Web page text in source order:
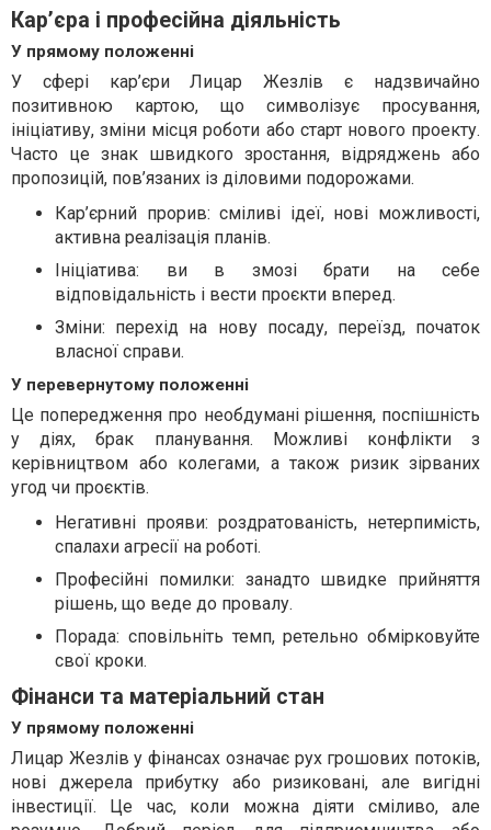
Кар’єра і професійна діяльність
У прямому положенні
У сфері кар’єри Лицар Жезлів є надзвичайно
позитивною картою, що символізує просування,
ініціативу, зміни місця роботи або старт нового проекту.
Часто це знак швидкого зростання, відряджень або
пропозицій, пов’язаних із діловими подорожами.
Кар’єрний прорив: сміливі ідеї, нові можливості,
активна реалізація планів.
Ініціатива: ви в змозі брати на себе
відповідальність і вести проєкти вперед.
Зміни: перехід на нову посаду, переїзд, початок
власної справи.
У перевернутому положенні
Це попередження про необдумані рішення, поспішність
у діях, брак планування. Можливі конфлікти з
керівництвом або колегами, а також ризик зірваних
угод чи проєктів.
Негативні прояви: роздратованість, нетерпимість,
спалахи агресії на роботі.
Професійні помилки: занадто швидке прийняття
рішень, що веде до провалу.
Порада: сповільніть темп, ретельно обмірковуйте
свої кроки.
Фінанси та матеріальний стан
У прямому положенні
Лицар Жезлів у фінансах означає рух грошових потоків,
нові джерела прибутку або ризиковані, але вигідні
інвестиції. Це час, коли можна діяти сміливо, але